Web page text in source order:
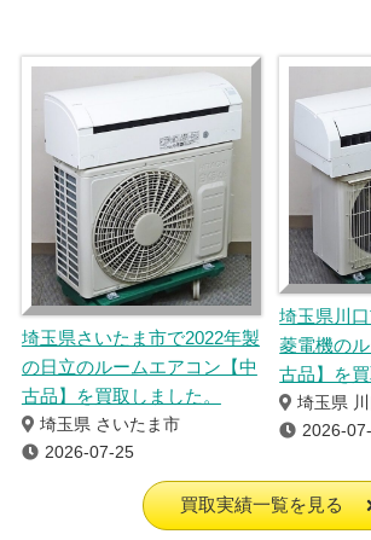
埼玉県さいたま市で2022年製
の日立のルームエアコン【中
古品】を買取しました。
埼玉県 さいたま市
2026-07-25
埼玉県川
菱電機の
古品】を買
埼玉県
2026-
買取実績一覧を見る